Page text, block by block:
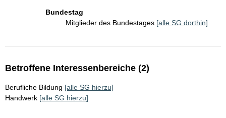
Bundestag
Mitglieder des Bundestages [alle SG dorthin]
Betroffene Interessenbereiche (2)
Berufliche Bildung [alle SG hierzu]
Handwerk [alle SG hierzu]